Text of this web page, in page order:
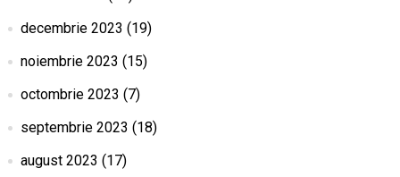
decembrie 2023 (19)
noiembrie 2023 (15)
octombrie 2023 (7)
septembrie 2023 (18)
august 2023 (17)